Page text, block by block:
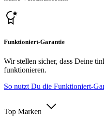
Funktioniert-Garantie
Wir stellen sicher, dass Deine
funktionieren.
So nutzt Du die Funktioniert-
Top Marken